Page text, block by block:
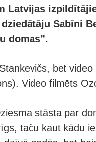
Latvijas
Sabīni
domas”.
bet
Video filmēts
stāsta par
taču kaut kādu